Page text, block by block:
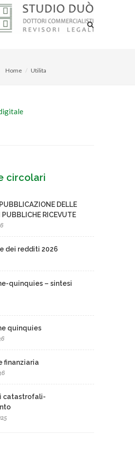
Home Utilita
circolari
DELLE
PUBBLICHE RICEVUTE
dei redditi 2026
quinquies – sintesi
quinquies
finanziaria
catastrofali-